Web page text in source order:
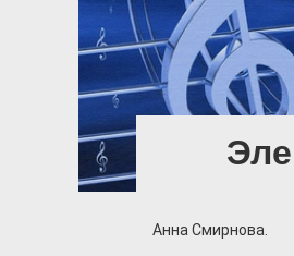
Анна Смирнова.